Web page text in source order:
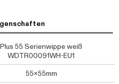
Plus 55 Serienwippe weiß
WDTR00091WH-EU1
55x55mm